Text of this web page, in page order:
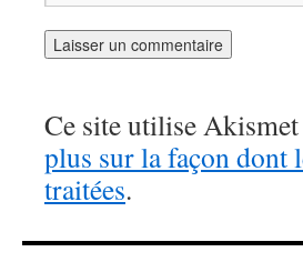
Ce site utilise
plus sur la façon dont
traitées.